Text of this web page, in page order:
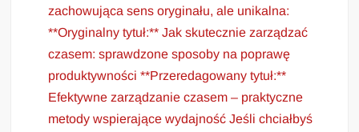
zachowująca sens oryginału, ale unikalna:
**Oryginalny tytuł:** Jak skutecznie zarządzać
czasem: sprawdzone sposoby na poprawę
produktywności **Przeredagowany tytuł:**
Efektywne zarządzanie czasem – praktyczne
metody wspierające wydajność Jeśli chciałbyś